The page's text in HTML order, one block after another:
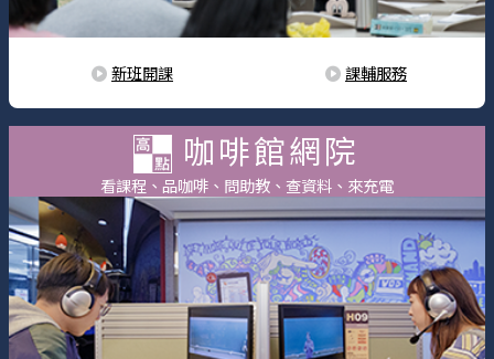
新班開課 課輔服務
咖啡館網院
看課程、品咖啡、問助教、查資料、來充電